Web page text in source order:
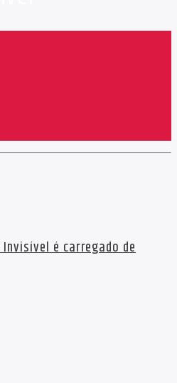
é carregado de